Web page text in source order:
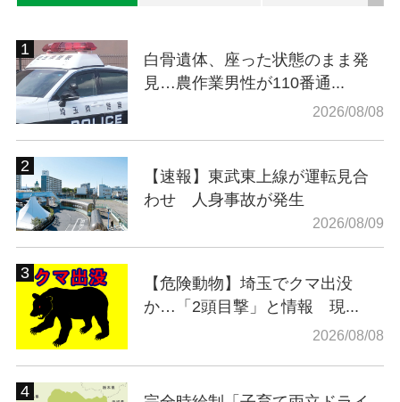
白骨遺体、座った状態のまま発
見…農作業男性が110番通...
2026/08/08
【速報】東武東上線が運転見合
わせ 人身事故が発生
2026/08/09
【危険動物】埼玉でクマ出没
か…「2頭目撃」と情報 現...
2026/08/08